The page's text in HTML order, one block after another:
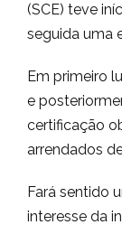
(SCE) teve
seguida uma
Em primeiro
e
certificação
arrendados
Fará sentido
interesse da